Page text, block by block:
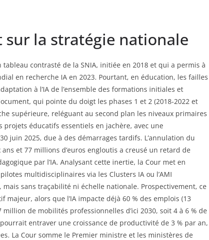
la stratégie nationale
tableau contrasté de la SNIA, initiée en 2018 et qui a permis à
en recherche IA en 2023. Pourtant, en éducation, les failles
à l’IA de l’ensemble des formations initiales et
qui pointe du doigt les phases 1 et 2 (2018-2022 et
supérieure, reléguant au second plan les niveaux primaires
éducatifs essentiels en jachère, avec une
juin 2025, due à des démarrages tardifs. L’annulation du
et 77 millions d’euros engloutis a creusé un retard de
par l’IA. Analysant cette inertie, la Cour met en
multidisciplinaires via les Clusters IA ou l’AMI
mais sans traçabilité ni échelle nationale. Prospectivement, ce
alors que l’IA impacte déjà 60 % des emplois (13
de mobilités professionnelles d’ici 2030, soit 4 à 6 % de
entraver une croissance de productivité de 3 % par an,
La Cour somme le Premier ministre et les ministères de